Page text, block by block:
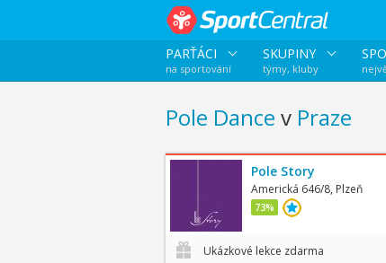
PARŤÁCI
na sportování
SKUPINY
týmy, kluby
Pole Dance v Praze
Pole Story
Americká 646/8, Plzeň
73%
Ukázkové lekce zdarma